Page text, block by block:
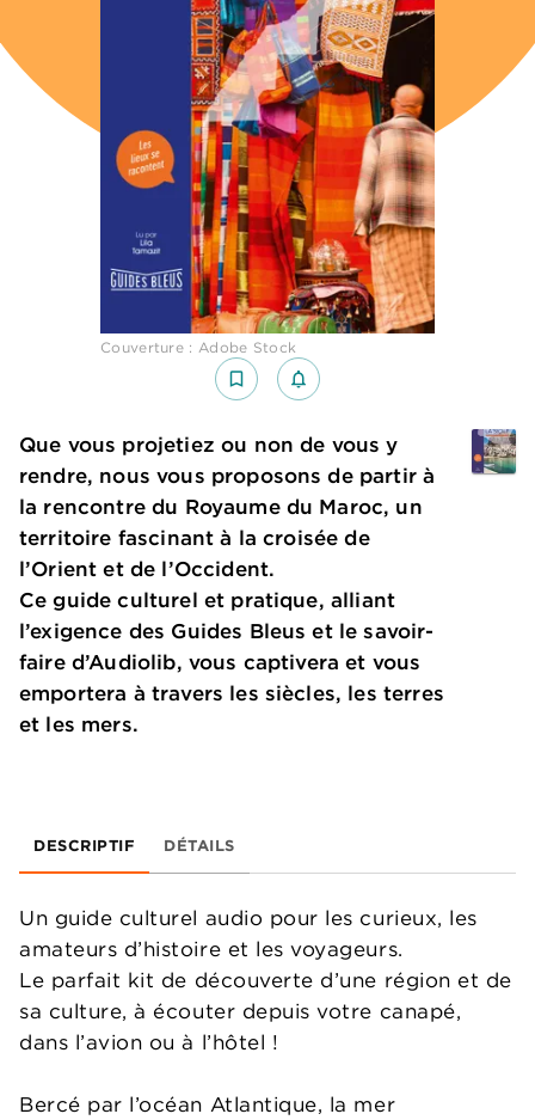
Couverture : Adobe Stock
bookmark_border notifications_none_outlined
Que vous projetiez ou non de vous y
rendre, nous vous proposons de partir à
la rencontre du Royaume du Maroc, un
territoire fascinant à la croisée de
l’Orient et de l’Occident.
Ce guide culturel et pratique, alliant
l’exigence des Guides Bleus et le savoir-
faire d’Audiolib, vous captivera et vous
emportera à travers les siècles, les terres
et les mers.
DESCRIPTIF DÉTAILS
Un guide culturel audio pour les curieux, les
amateurs d’histoire et les voyageurs.
Le parfait kit de découverte d’une région et de
sa culture, à écouter depuis votre canapé,
dans l’avion ou à l’hôtel !
Bercé par l’océan Atlantique, la mer